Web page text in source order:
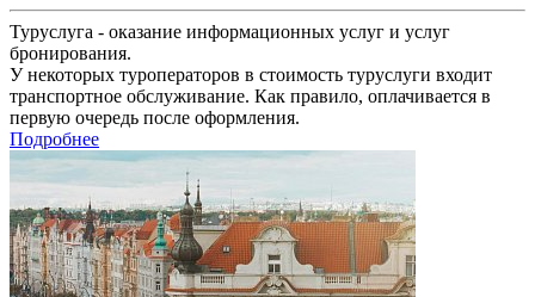
Туруслуга - оказание информационных услуг и услуг
бронирования.
У некоторых туроператоров в стоимость туруслуги входит
транспортное обслуживание. Как правило, оплачивается в
первую очередь после оформления.
Подробнее